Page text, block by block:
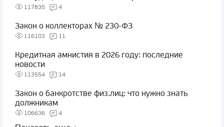
117835 4
Закон о коллекторах № 230-ФЗ
116103 11
Кредитная амнистия в 2026 году: последние
новости
113554 14
Закон о банкротстве физ.лиц: что нужно знать
должникам
106636 4